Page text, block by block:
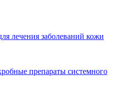
лечения заболеваний кожи
препараты системного